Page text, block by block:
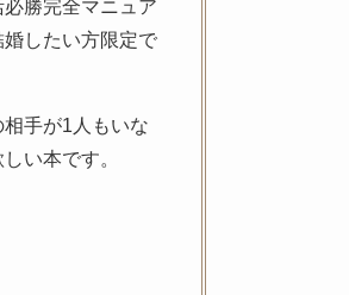
勝完全マニュア
したい方限定で
手が1人もいな
い本です。